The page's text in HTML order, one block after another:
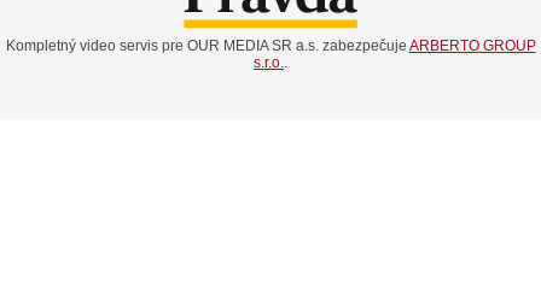
Kompletný video servis pre OUR MEDIA SR a.s. zabezpečuje ARBERTO GROUP
s.r.o..